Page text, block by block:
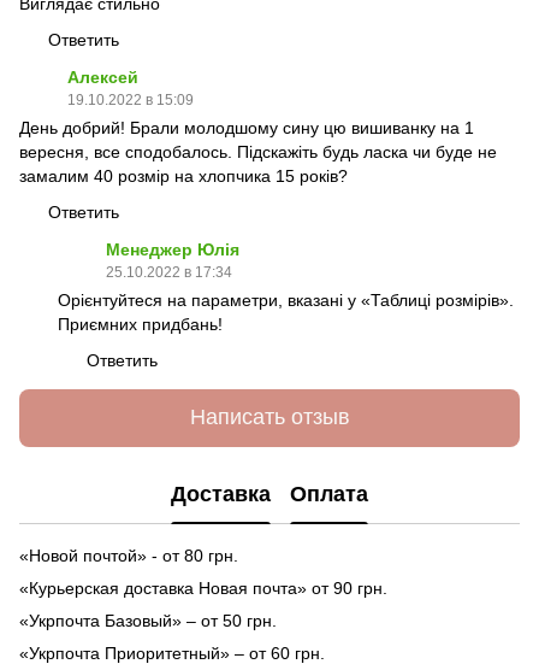
Ответить
Алексей
19.10.2022 в 15:09
День добрий! Брали молодшому сину цю вишиванку на 1
вересня, все сподобалось. Підскажіть будь ласка чи буде не
замалим 40 розмір на хлопчика 15 років?
Ответить
Менеджер Юлія
25.10.2022 в 17:34
Орієнтуйтеся на параметри, вказані у «Таблиці розмірів».
Приємних придбань!
Ответить
Написать отзыв
Доставка Оплата
«Новой почтой» - от 80 грн.
«Курьерская доставка Новая почта» от 90 грн.
«Укрпочта Базовый» – от 50 грн.
«Укрпочта Приоритетный» – от 60 грн.